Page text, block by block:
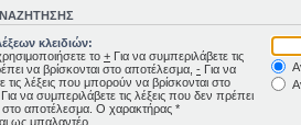
κλειδιών:
το + Για να συμπεριλάβετε τις
να βρίσκονται στο αποτέλεσμα, - Για να
τις λέξεις που μπορούν να βρίσκονται στο
Για να συμπεριλάβετε τις λέξεις που δεν πρέπει
στο αποτέλεσμα. Ο χαρακτήρας *
ως μπαλαντέρ